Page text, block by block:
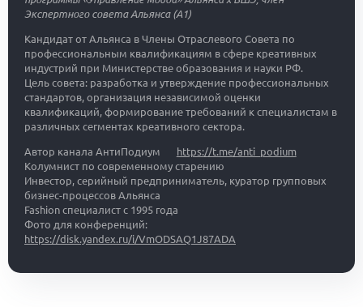
Экспертного совета Альянса (A1)
Кандидат от Альянса в Члены Отраслевого Совета по
профессиональным квалификациям в сфере креативных
индустрий при Министерстве образования и науки РФ.
Цель совета: разработка и утверждение профессиональных
стандартов, организация независимой оценки
квалификаций, формирование требований к специалистам в
различных сегментах креативного сектора.
Автор канала АнтиПодиум
https://t.me/anti_podium
Колумнист по современному старению
Инвестор, серийный предприниматель, куратор групповых
бизнес-процессов Альянса
Fashion специалист с 1995 года
Фото для конференций:
https://disk.yandex.ru/i/VmODSAQ1J87ADA